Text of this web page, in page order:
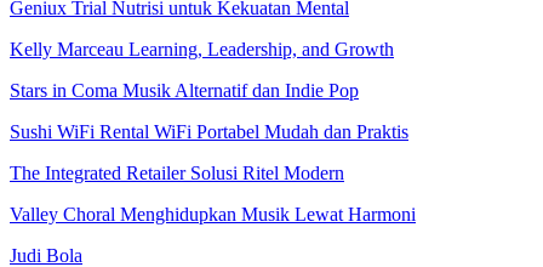
Geniux Trial Nutrisi untuk Kekuatan Mental
Kelly Marceau Learning, Leadership, and Growth
Stars in Coma Musik Alternatif dan Indie Pop
Sushi WiFi Rental WiFi Portabel Mudah dan Praktis
The Integrated Retailer Solusi Ritel Modern
Valley Choral Menghidupkan Musik Lewat Harmoni
Judi Bola